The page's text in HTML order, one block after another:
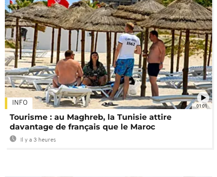
01:01
INFO
Tourisme : au Maghreb, la Tunisie attire
davantage de français que le Maroc
Il y a 3 heures